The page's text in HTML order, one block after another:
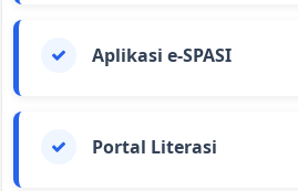
Aplikasi e-SPASI
Portal Literasi